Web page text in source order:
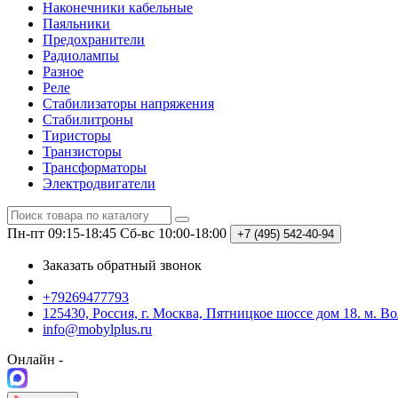
Наконечники кабельные
Паяльники
Предохранители
Радиолампы
Разное
Реле
Стабилизаторы напряжения
Стабилитроны
Тиристоры
Транзисторы
Трансформаторы
Электродвигатели
Пн-пт 09:15-18:45 Сб-вс 10:00-18:00 +7 (495) 542-40-94
Заказать обратный звонок
+79269477793
125430, Россия, г. Москва, Пятницкое шоссе дом 18. м.
info@mobylplus.ru
Онлайн -